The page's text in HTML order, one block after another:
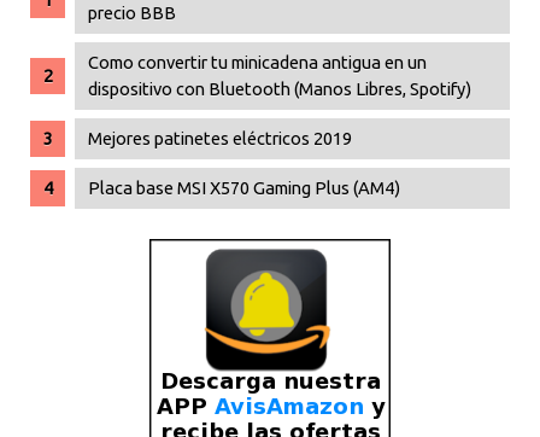
precio BBB
Como convertir tu minicadena antigua en un
dispositivo con Bluetooth (Manos Libres, Spotify)
Mejores patinetes eléctricos 2019
Placa base MSI X570 Gaming Plus (AM4)